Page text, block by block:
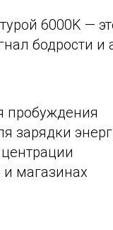
6000K —
бодрости и
пробуждения
зарядки
магазинах